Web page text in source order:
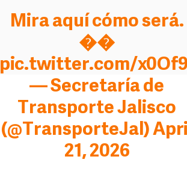
Mira aquí cómo será.
��
pic.twitter.com/
— Secretaría de
Transporte Jalisco
(@TransporteJal)
21, 2026